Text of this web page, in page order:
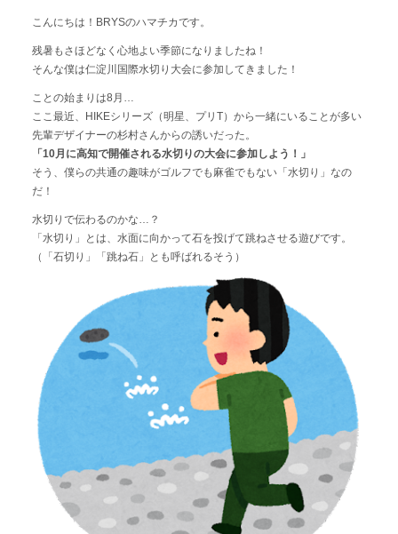
名刺・ショップカード・封筒
サムネイル
本・雑誌
パッケージ
WEBサイト・ホームページ
イラスト
etc
こんにちは！BRYSのハマチカです。
残暑もさほどなく心地よい季節になりましたね！
そんな僕は仁淀川国際水切り大会に参加してきました！
ことの始まりは8月…
ここ最近、HIKEシリーズ（明星、プリT）から一緒にいることが多い
先輩デザイナーの杉村さんからの誘いだった。
「10月に高知で開催される水切りの大会に参加しよう！」
そう、僕らの共通の趣味がゴルフでも麻雀でもない「水切り」なの
だ！
水切りで伝わるのかな…？
「水切り」とは、水面に向かって石を投げて跳ねさせる遊びです。
（「石切り」「跳ね石」とも呼ばれるそう）